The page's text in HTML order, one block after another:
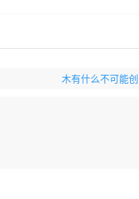
木有什么不可能